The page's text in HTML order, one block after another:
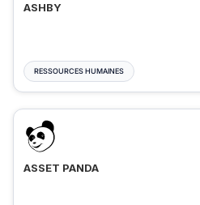
ASHBY
RESSOURCES HUMAINES
ASSET PANDA